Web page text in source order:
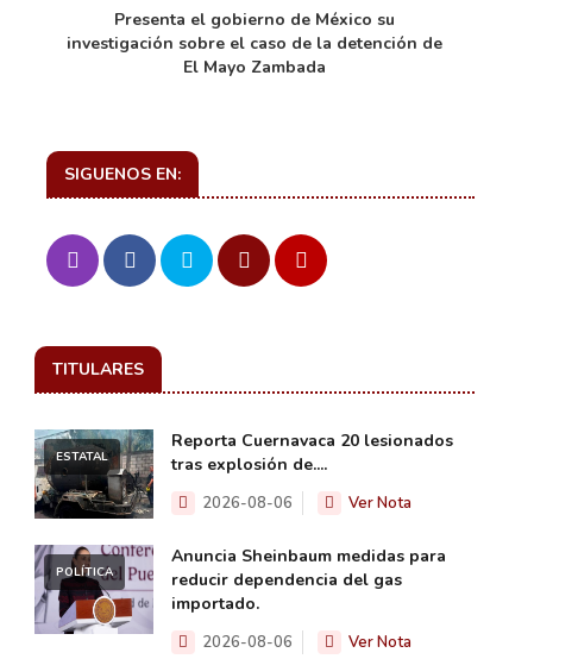
Presenta el gobierno de México su
investigación sobre el caso de la detención de
El Mayo Zambada
SIGUENOS EN:
TITULARES
ESTATAL
Reporta Cuernavaca 20 lesionados
tras explosión de....
2026-08-06 Ver Nota
POLÍTICA
Anuncia Sheinbaum medidas para
reducir dependencia del gas
importado.
2026-08-06 Ver Nota